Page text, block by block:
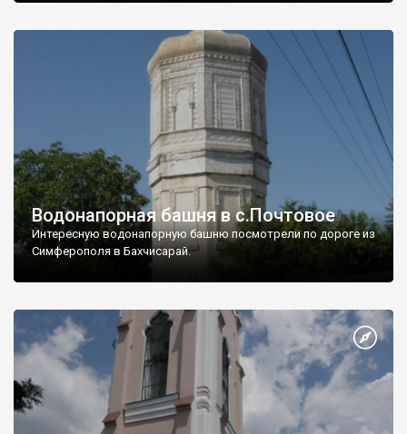
Водонапорная башня в с.Почтовое
Интересную водонапорную башню посмотрели по дороге из
Симферополя в Бахчисарай.